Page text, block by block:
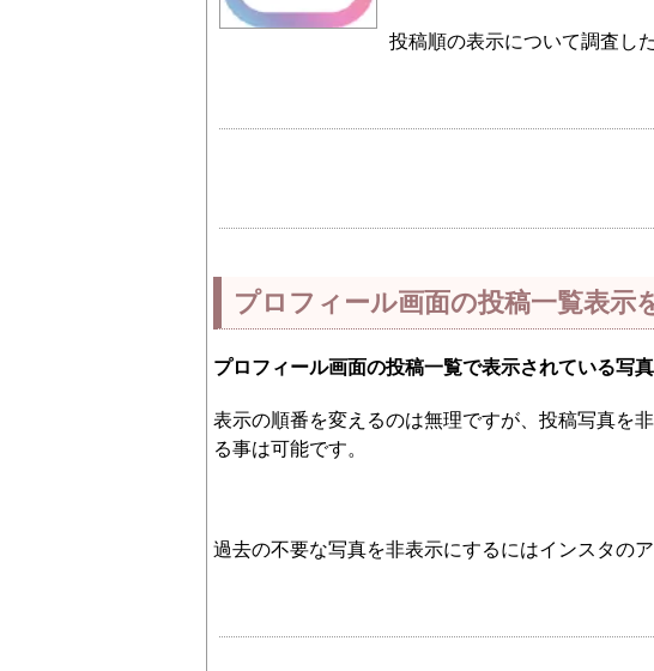
投稿順の表示について調査し
プロフィール画面の投稿一覧表示
プロフィール画面の投稿一覧で表示されている写
表示の順番を変えるのは無理ですが、投稿写真を
る事は可能です。
過去の不要な写真を非表示にするにはインスタの